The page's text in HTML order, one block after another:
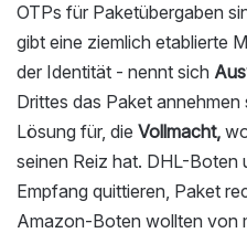
OTPs für Paketübergaben
gibt eine ziemlich etablierte
der Identität - nennt sich
Drittes das Paket
Lösung für, die Vollmacht,
seinen Reiz hat. DHL-Boten
Empfang quittieren, Paket
Amazon-Boten wollten von